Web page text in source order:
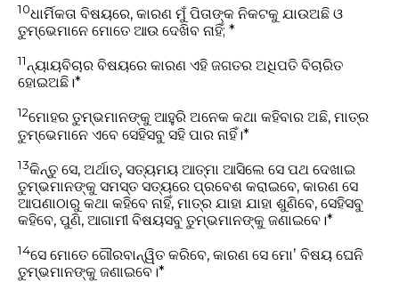
10ଧାର୍ମିକତା ବିଷୟରେ, କାରଣ ମୁଁ ପିତାଙ୍କ ନିକଟକୁ ଯାଉଅଛି ଓ
ତୁମ୍ଭେମାନେ ମୋତେ ଆଉ ଦେଖିବ ନାହିଁ; *
11ନ୍ୟାୟବିଚାର ବିଷୟରେ କାରଣ ଏହି ଜଗତର ଅଧିପତି ବିଚାରିତ
ହୋଇଅଛି।*
12ମୋହର ତୁମ୍ଭମାନଙ୍କୁ ଆହୁରି ଅନେକ କଥା କହିବାର ଅଛି, ମାତ୍ର
ତୁମ୍ଭେମାନେ ଏବେ ସେହିସବୁ ସହି ପାର ନାହିଁ।*
13କିନ୍ତୁ ସେ, ଅର୍ଥାତ୍‍, ସତ୍ୟମୟ ଆତ୍ମା ଆସିଲେ ସେ ପଥ ଦେଖାଇ
ତୁମ୍ଭମାନଙ୍କୁ ସମସ୍ତ ସତ୍ୟରେ ପ୍ରବେଶ କରାଇବେ, କାରଣ ସେ
ଆପଣାଠାରୁ କଥା କହିବେ ନାହିଁ, ମାତ୍ର ଯାହା ଯାହା ଶୁଣିବେ, ସେହିସବୁ
କହିବେ, ପୁଣି, ଆଗାମୀ ବିଷୟସବୁ ତୁମ୍ଭମାନଙ୍କୁ ଜଣାଇବେ।*
14ସେ ମୋତେ ଗୌରବାନ୍ୱିତ କରିବେ, କାରଣ ସେ ମୋʼ ବିଷୟ ଘେନି
ତୁମ୍ଭମାନଙ୍କୁ ଜଣାଇବେ।*